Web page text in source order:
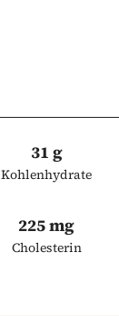
31 g
Kohlenhydrate
225 mg
Cholesterin